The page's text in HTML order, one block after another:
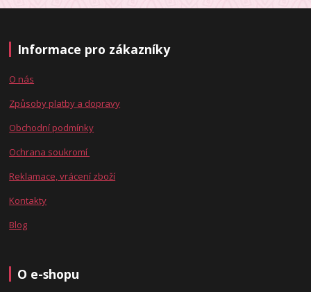
Informace pro zákazníky
O nás
Způsoby platby a dopravy
Obchodní podmínky
Ochrana soukromí
Reklamace, vrácení zboží
Kontakty
Blog
O e-shopu